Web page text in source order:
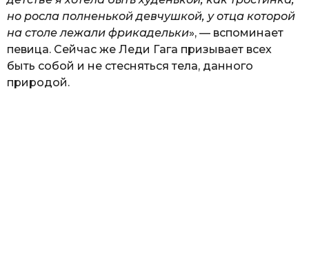
но росла полненькой девчушкой, у отца которой
на столе лежали фрикадельки», — вспоминает
певица. Сейчас же Леди Гага призывает всех
быть собой и не стесняться тела, данного
природой.